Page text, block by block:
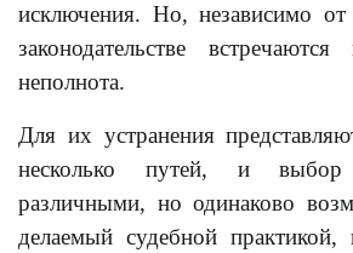
исключения. Но, независимо
законодательстве
неполнота.
Для их устранения
несколько путей, и
различными, но одинаково
делаемый судебной практикой,